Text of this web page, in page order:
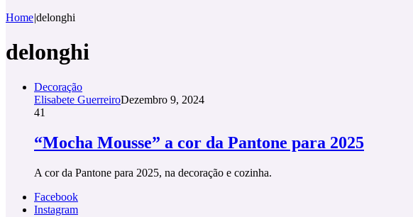
Home|delonghi
delonghi
Decoração
Elisabete GuerreiroDezembro 9, 2024
41
“Mocha Mousse” a cor da Pantone para 2025
A cor da Pantone para 2025, na decoração e cozinha.
Facebook
Instagram